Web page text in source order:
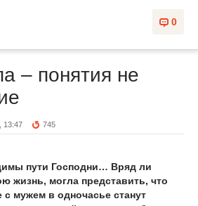
0
– понятия не
13:47 745
пути Господни… Вряд ли
жизнь, могла представить, что
мужем в одночасье станут